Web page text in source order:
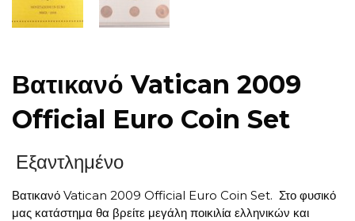
Βατικανό Vatican 2009
Official Euro Coin Set
Εξαντλημένο
Βατικανό Vatican 2009 Official Euro Coin Set. Στο φυσικό
μας κατάστημα θα βρείτε μεγάλη ποικιλία ελληνικών και